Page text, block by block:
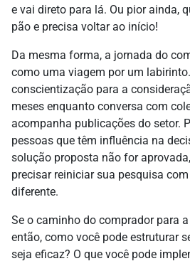
e vai direto para lá. Ou pior ainda,
pão e precisa voltar ao início!
Da mesma forma, a jornada do
como uma viagem por um
conscientização para a
meses enquanto conversa com
acompanha publicações do setor.
pessoas que têm influência na
solução proposta não for
precisar reiniciar sua pesquisa
diferente.
Se o caminho do comprador para
então, como você pode estruturar
seja eficaz? O que você pode